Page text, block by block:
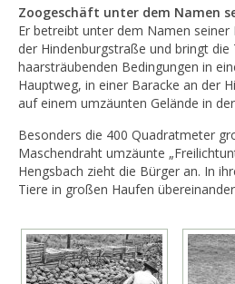
Zoogeschäft unter dem Namen
Er betreibt unter dem Namen
der Hindenburgstraße und bringt die
haarsträubenden Bedingungen in
Hauptweg, in einer Baracke an der
auf einem umzäunten Gelände in
Besonders die 400 Quadratmeter
Maschendraht umzäunte
Hengsbach zieht die Bürger an. In
Tiere in großen Haufen